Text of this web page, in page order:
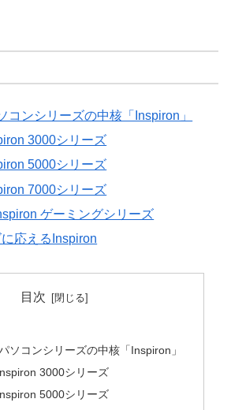
コンシリーズの中核「Inspiron」
3000シリーズ
5000シリーズ
7000シリーズ
ゲーミングシリーズ
応えるInspiron
目次
ソコンシリーズの中核「Inspiron」
3000シリーズ
5000シリーズ